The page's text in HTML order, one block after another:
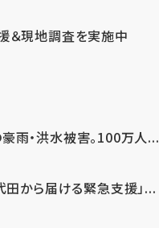
＆現地調査を実施中
雨・洪水被害。100万人...
田から届ける緊急支援」...